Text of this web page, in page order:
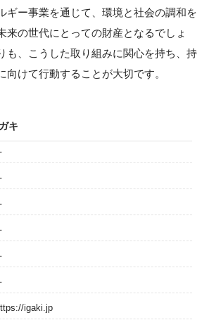
ギー事業を通じて、環境と社会の調和を
来の世代にとっての財産となるでしょ
も、こうした取り組みに関心を持ち、持
向けて行動することが大切です。
キ
igaki.jp